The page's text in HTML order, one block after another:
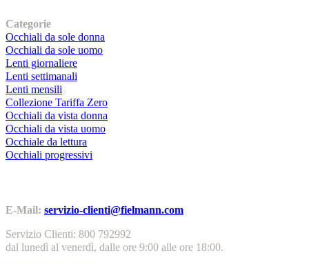
Categorie
Occhiali da sole donna
Occhiali da sole uomo
Lenti giornaliere
Lenti settimanali
Lenti mensili
Collezione Tariffa Zero
Occhiali da vista donna
Occhiali da vista uomo
Occhiale da lettura
Occhiali progressivi
E-Mail: servizio-clienti@fielmann.com
Servizio Clienti: 800 792992
dal lunedì al venerdì, dalle ore 9:00 alle ore 18:00.